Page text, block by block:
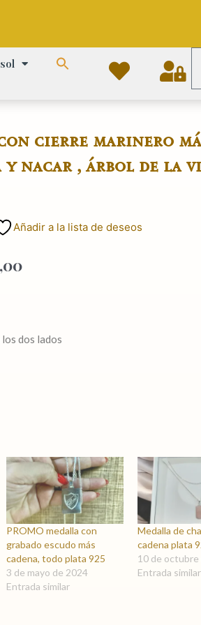
cierre marinero
y nacar , árbol de la
Añadir a la lista de deseos
El
$ 5.490,00.
los dos lados
PROMO medalla con
grabado escudo más
cadena, todo plata 925
3 de mayo de 2024
Entrada similar
Medalla de
cadena plata
10 de octubre
Entrada similar